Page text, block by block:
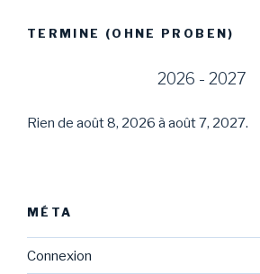
TERMINE (OHNE PROBEN)
2026 - 2027
Rien de août 8, 2026 à août 7, 2027.
MÉTA
Connexion